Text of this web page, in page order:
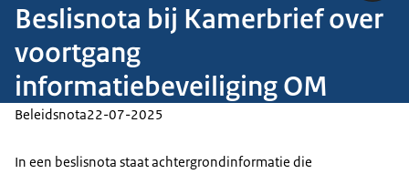
Beslisnota bij Kamerbrief over
voortgang
informatiebeveiliging OM
Beleidsnota22-07-2025
In een beslisnota staat achtergrondinformatie die